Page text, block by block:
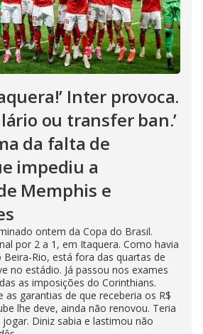
Inter provoca.
ou transfer ban.’
da falta de
impediu a
Memphis e
ontem da Copa do Brasil.
por 2 a 1, em Itaquera. Como havia
Rio, está fora das quartas de
no estádio. Já passou nos exames
as imposições do Corinthians.
garantias de que receberia os R$
lhe deve, ainda não renovou. Teria
Diniz sabia e lastimou não